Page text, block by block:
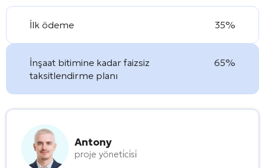
İlk ödeme 35%
İnşaat bitimine kadar faizsiz
taksitlendirme planı
65%
Antony
proje yöneti̇ci̇si̇